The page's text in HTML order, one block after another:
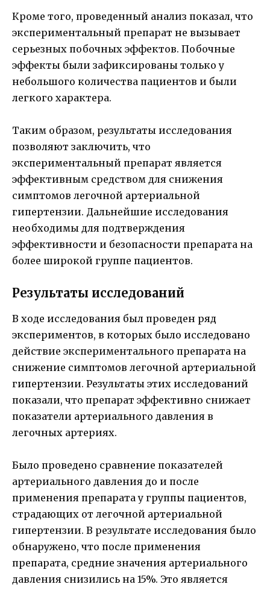
Кроме того, проведенный анализ показал, что
экспериментальный препарат не вызывает
серьезных побочных эффектов. Побочные
эффекты были зафиксированы только у
небольшого количества пациентов и были
легкого характера.
Таким образом, результаты исследования
позволяют заключить, что
экспериментальный препарат является
эффективным средством для снижения
симптомов легочной артериальной
гипертензии. Дальнейшие исследования
необходимы для подтверждения
эффективности и безопасности препарата на
более широкой группе пациентов.
Результаты исследований
В ходе исследования был проведен ряд
экспериментов, в которых было исследовано
действие экспериментального препарата на
снижение симптомов легочной артериальной
гипертензии. Результаты этих исследований
показали, что препарат эффективно снижает
показатели артериального давления в
легочных артериях.
Было проведено сравнение показателей
артериального давления до и после
применения препарата у группы пациентов,
страдающих от легочной артериальной
гипертензии. В результате исследования было
обнаружено, что после применения
препарата, средние значения артериального
давления снизились на 15%. Это является